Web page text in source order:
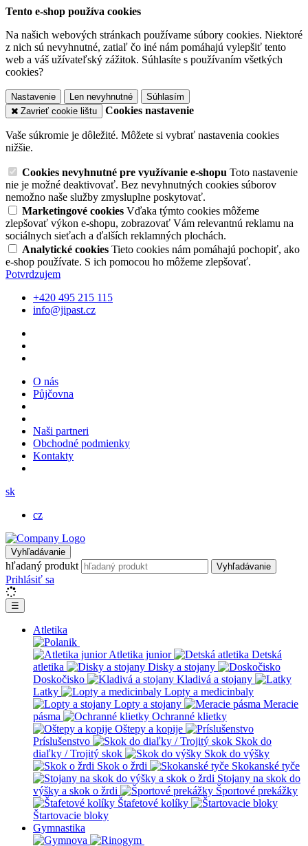
Tento e-shop používa cookies
Na našich webových stránkach používame súbory cookies. Niektoré
z nich sú nevyhnutné, zatiaľ čo iné nám pomáhajú vylepšiť tento
web a váš užívateľský zážitok. Súhlasíte s používaním všetkých
cookies?
Nastavenie Len nevyhnutné
Súhlasím
Zavrieť cookie lištu
Cookies nastavenie
Vaše súkromie je dôležité. Môžete si vybrať nastavenia cookies
nižšie.
Cookies nevyhnutné pre využívanie e-shopu Toto nastavenie
nie je možné deaktivovať. Bez nevyhnutných cookies súborov
nemožno naše služby zmysluplne poskytovať.
Marketingové cookies Vďaka týmto cookies môžeme
zlepšovať výkon e-shopu, zobrazovať Vám relevantnú reklamu na
sociálnych sieťach a ďalších reklamných plochách.
Analytické cookies Tieto cookies nám pomáhajú pochopiť, ako
e-shop používate. S ich pomocou ho môžeme zlepšovať.
Potvrdzujem
+420 495 215 115
info@jipast.cz
O nás
Půjčovna
Naši partneri
Obchodné podmienky
Kontakty
sk
cz
Vyhľadávanie
hľadaný produkt Vyhľadávanie
Prihlásiť sa
☰
Atletika
Atletika junior
Detská
atletika
Disky a stojany
Doskočisko
Kladivá a stojany
Latky
Lopty a medicinbaly
Lopty a stojany
Meracie
pásma
Ochranné klietky
Oštepy a kopije
Príslušenstvo
Skok do
diaľky / Trojitý skok
Skok do výšky
Skok o žrdi
Skokanské tyče
Stojany na skok do
výšky a skok o žrdi
Športové prekážky
Štafetové kolíky
Štartovacie bloky
Gymnastika